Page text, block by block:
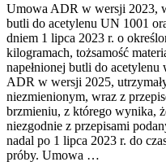
Umowa ADR w wersji 2023,
butli do acetylenu UN 1001
dniem 1 lipca 2023 r. o
kilogramach, tożsamość
napełnionej butli do
ADR w wersji 2025,
niezmienionym, wraz z
brzmieniu, z którego wynika,
niezgodnie z przepisami
nadal po 1 lipca 2023 r. do
próby. Umowa …